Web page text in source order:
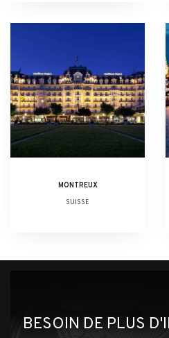
MONTREUX
SUISSE
BESOIN DE PLUS